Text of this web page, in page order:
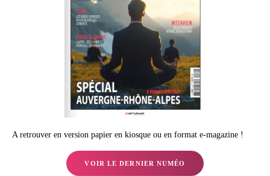
A retrouver en version papier en kiosque ou en format e-magazine !
VOIR LE DERNIER NUMÉO